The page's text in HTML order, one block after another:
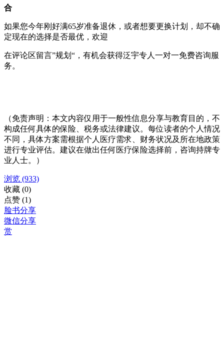
合
如果您今年刚好满65岁准备退休，或者想要更换计划，却不确
定现在的选择是否最优，欢迎
在评论区留言”规划“，有机会获得泛宇专人一对一免费咨询服
务。
（免责声明：本文内容仅用于一般性信息分享与教育目的，不
构成任何具体的保险、税务或法律建议。每位读者的个人情况
不同，具体方案需根据个人医疗需求、财务状况及所在地政策
进行专业评估。建议在做出任何医疗保险选择前，咨询持牌专
业人士。）
浏览 (933)
收藏 (0)
点赞 (1)
脸书分享
微信分享
赏